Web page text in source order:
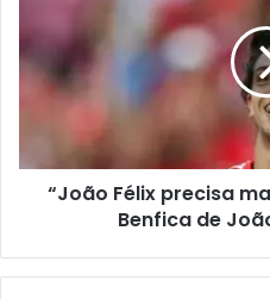
“João Félix precisa
Benfica de